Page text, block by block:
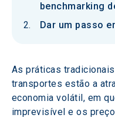
benchmarking
Dar um passo
As práticas
transportes estão a
economia volátil, em
imprevisível e os